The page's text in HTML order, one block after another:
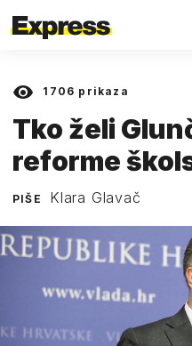
1706 prikaza
Tko želi
reforme
PIŠE Klara Glavač